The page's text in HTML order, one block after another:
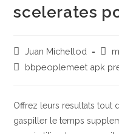
scelerates
Autor
de
Juan Michellod
de
Categoría
entrada:
bbpeoplemeet apk
Offrez leurs resultats tout
gaspiller le temps